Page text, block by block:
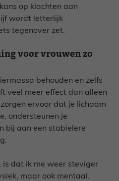
op klachten aan
wordt letterlijk
tegenover zet.
voor vrouwen zo
behouden en zelfs
veel meer effect dan alleen
zorgen ervoor dat je lichaam
ondersteunen je
bij aan een stabielere
is dat ik me weer steviger
maar ook mentaal.